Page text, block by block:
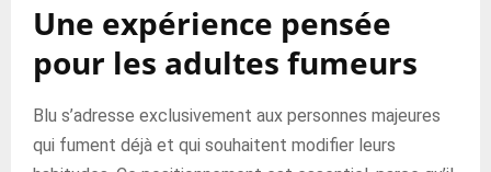
Une expérience pensée
pour les adultes fumeurs
Blu s’adresse exclusivement aux personnes majeures
qui fument déjà et qui souhaitent modifier leurs